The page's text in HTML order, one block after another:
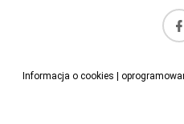
Informacja o cookies |